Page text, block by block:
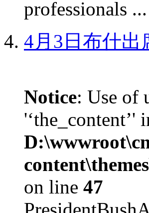
professionals ...
4月3日布什出
Notice: Use of
'‘the_content’'
on line 47